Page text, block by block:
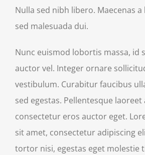
Nulla sed nibh libero. Maecenas
sed malesuada dui.
Nunc euismod lobortis massa, id
auctor vel. Integer ornare
vestibulum. Curabitur faucibus
sed egestas. Pellentesque
consectetur eros auctor eget.
sit amet, consectetur adipiscing
tortor nisi, egestas eget molestie